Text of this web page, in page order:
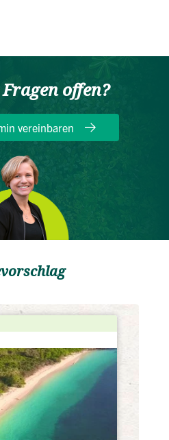
offen?
vereinbaren